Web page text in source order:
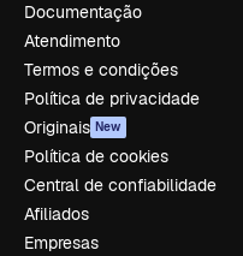
Documentação
Atendimento
Termos e condições
Política de privacidade
Originais New
Política de cookies
Central de confiabilidade
Afiliados
Empresas